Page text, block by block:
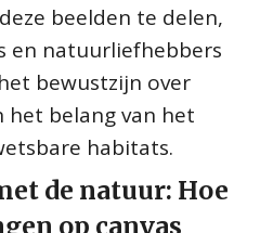
beelden te delen,
en natuurliefhebbers
bewustzijn over
belang van het
habitats.
de natuur: Hoe
op canvas